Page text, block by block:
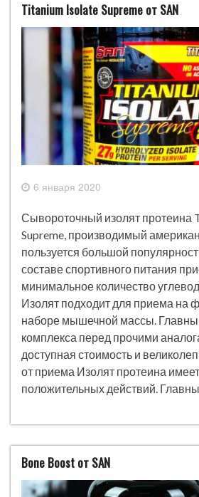
Titanium Isolate Supreme от SAN
6 января 2020
Сывороточный изолят протеина
Supreme, производимый
пользуется большой
составе спортивного питания
минимальное количество
Изолят подходит для приема на
наборе мышечной массы.
комплекса перед прочими
доступная стоимость и
от приема Изолят протеина
положительных действий.
Bone Boost от SAN